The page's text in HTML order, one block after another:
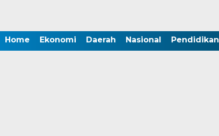
Home Ekonomi Daerah Nasional Pendidikan